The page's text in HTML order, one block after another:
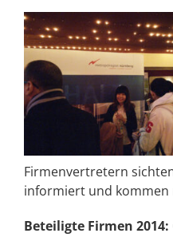
Firmenvertretern
informiert und kommen
Beteiligte Firmen 2014: